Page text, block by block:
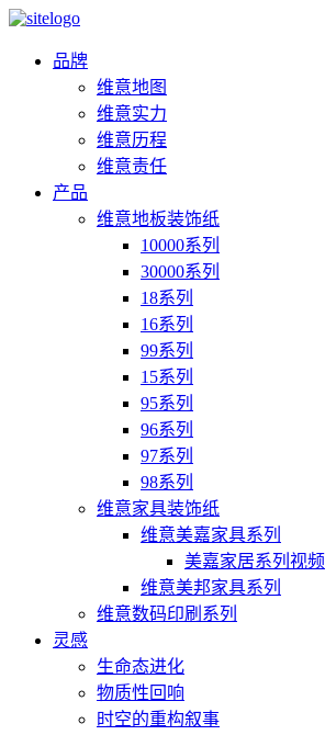
品牌
维意地图
维意实力
维意历程
维意责任
产品
维意地板装饰纸
10000系列
30000系列
18系列
16系列
99系列
15系列
95系列
96系列
97系列
98系列
维意家具装饰纸
维意美嘉家具系列
美嘉家居系列视频
维意美邦家具系列
维意数码印刷系列
灵感
生命态进化
物质性回响
时空的重构叙事